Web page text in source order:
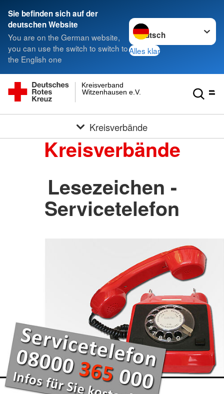
Sie befinden sich auf der
deutschen Website
You are on the German website,
you can use the switch to switch to
the English one
Sprache wechseln zu
Alles klar
Witzenhausen e.V.
Kreisverband
Kreisverbände
Kreisverbände
Lesezeichen -
Servicetelefon